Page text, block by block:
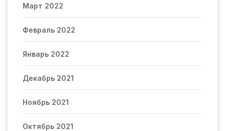
Март 2022
Февраль 2022
Январь 2022
Декабрь 2021
Ноябрь 2021
Октябрь 2021